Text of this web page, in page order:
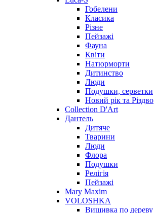
Гобелени
Класика
Різне
Пейзажі
Фауна
Квіти
Натюрморти
Дитинство
Люди
Подушки, серветки
Новий рік та Різдво
Collection D'Art
Дантель
Дитяче
Тварини
Люди
Флора
Подушки
Релігія
Пейзажі
Mary Maxim
VOLOSHKA
Вишивка по дереву